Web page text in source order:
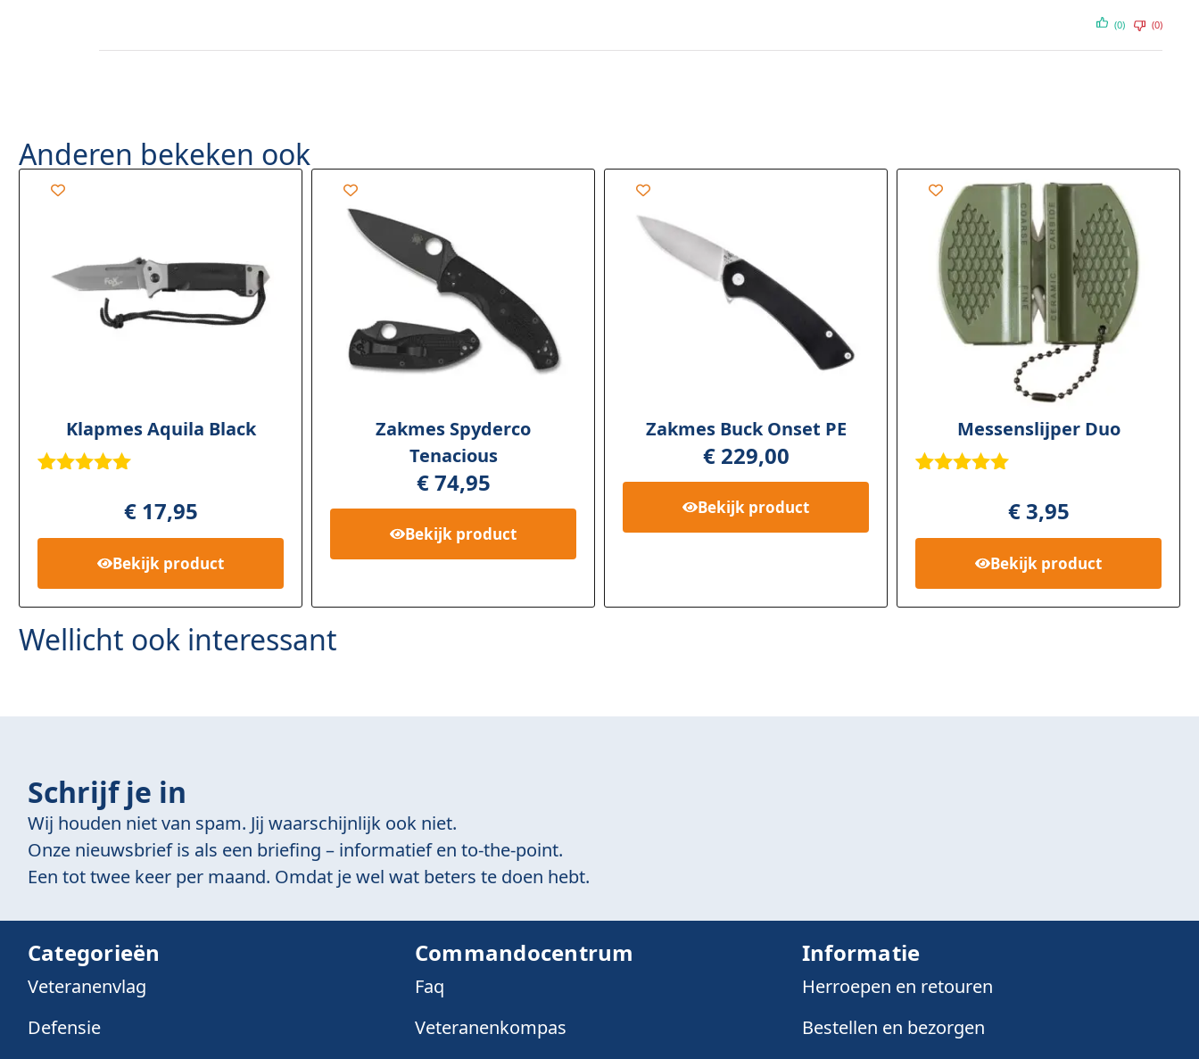
(0) (0)
Anderen bekeken ook
Klapmes Aquila Black
gebaseerd
klant
waardering
€17,95
Bekijk product
Zakmes Spyderco
Tenacious
€74,95
Bekijk product
Zakmes Buck Onset PE
€229,00
Bekijk product
Messenslijper Duo
gebaseerd
klant
waardering
en
€3,95
Bekijk product
Wellicht ook interessant
Schrijf je in
Wij houden niet van spam. Jij waarschijnlijk ook niet.
Onze nieuwsbrief is als een briefing – informatief en to-the-point.
Een tot twee keer per maand. Omdat je wel wat beters te doen hebt.
Categorieën
Veteranenvlag
Defensie
Commandocentrum
Faq
Veteranenkompas
Informatie
Herroepen en retouren
Bestellen en bezorgen